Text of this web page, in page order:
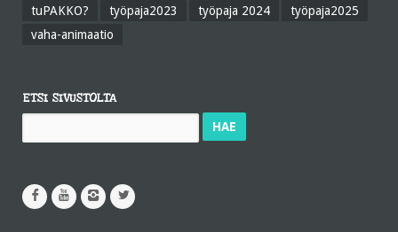
tuPAKKO?
työpaja2023 työpaja 2024
työpaja2025
vaha-animaatio
ETSI SIVUSTOLTA